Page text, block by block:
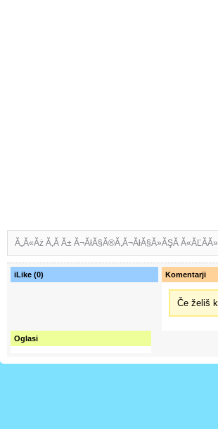
Ă„Ă«Ăż Ă‚Ă Ă± Ă¬ĂłĂ§Ă®Ă­,Ă¬ĂłĂ§Ă»ĂŞĂ
iLike (0) Komentarji
Če želiš
Oglasi